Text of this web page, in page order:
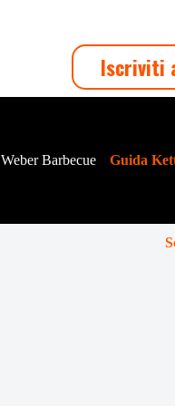
Iscriviti
Weber Barbecue Guida